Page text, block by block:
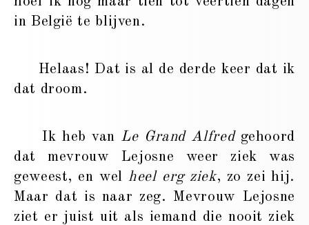
in België te blijven.
Helaas! Dat is al de derde keer dat ik
dat droom.
Ik heb van Le Grand Alfredgehoord
dat mevrouw Lejosne weer ziek was
geweest, en welheel erg ziek, zo zei hij.
Maar dat is naar zeg. Mevrouw Lejosne
ziet er juist uit als iemand die nooit ziek